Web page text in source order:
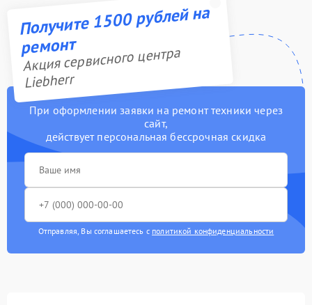
Получите 1500 рублей на
ремонт
Акция сервисного центра
Liebherr
При оформлении заявки на ремонт техники через
сайт,
действует персональная бессрочная скидка
Отправляя, Вы соглашаетесь с политикой конфиденциальности